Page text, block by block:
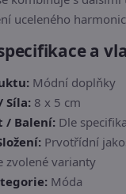
uceleného
a
Módní doplňky
Síla: 8 x 5 cm
/ Balení: Dle
Prvotřídní
zvolené varianty
Móda